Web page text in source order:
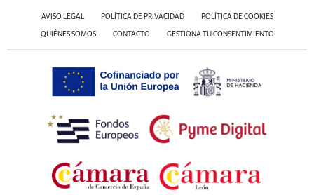
AVISO LEGAL POLÍTICA DE PRIVACIDAD POLÍTICA DE COOKIES
QUIÉNES SOMOS CONTACTO GESTIONA TU CONSENTIMIENTO